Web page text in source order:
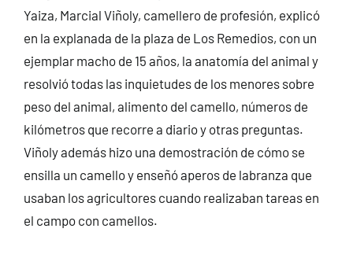
Yaiza, Marcial Viñoly, camellero de profesión, explicó
en la explanada de la plaza de Los Remedios, con un
ejemplar macho de 15 años, la anatomía del animal y
resolvió todas las inquietudes de los menores sobre
peso del animal, alimento del camello, números de
kilómetros que recorre a diario y otras preguntas.
Viñoly además hizo una demostración de cómo se
ensilla un camello y enseñó aperos de labranza que
usaban los agricultores cuando realizaban tareas en
el campo con camellos.